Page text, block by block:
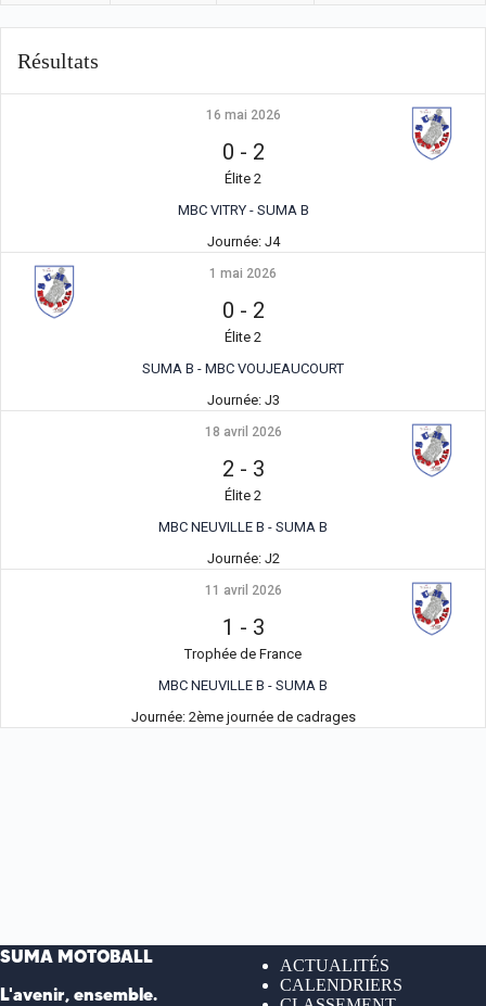
Résultats
16 mai 2026
0 - 2
Élite 2
MBC VITRY - SUMA B
Journée:J4
1 mai 2026
0 - 2
Élite 2
SUMA B - MBC VOUJEAUCOURT
Journée:J3
18 avril 2026
2 - 3
Élite 2
MBC NEUVILLE B - SUMA B
Journée:J2
11 avril 2026
1 - 3
Trophée de France
MBC NEUVILLE B - SUMA B
Journée:2ème journée de cadrages
SUMA MOTOBALL
L'avenir, ensemble.
ACTUALITÉS
CALENDRIERS